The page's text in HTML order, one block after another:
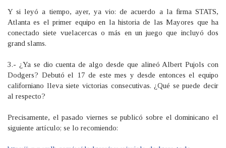
Y si leyó a tiempo, ayer, ya vio: de acuerdo a la firma STATS,
Atlanta es el primer equipo en la historia de las Mayores que ha
conectado siete vuelacercas o más en un juego que incluyó dos
grand slams.
3.- ¿Ya se dio cuenta de algo desde que alineó Albert Pujols con
Dodgers? Debutó el 17 de este mes y desde entonces el equipo
californiano lleva siete victorias consecutivas. ¿Qué se puede decir
al respecto?
Precisamente, el pasado viernes se publicó sobre el dominicano el
siguiente artículo; se lo recomiendo: